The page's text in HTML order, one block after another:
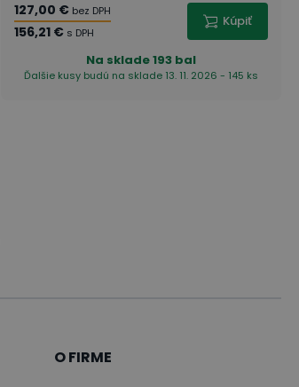
127,00 € bez DPH
156,21 € s DPH
Kúpiť
Na sklade193 bal
Ďalšie kusy budú na sklade 13. 11. 2026 - 145 ks
O FIRME